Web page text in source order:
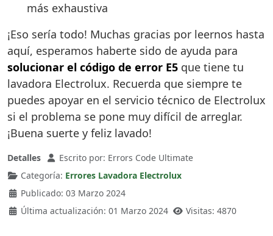
más exhaustiva
¡Eso sería todo! Muchas gracias por leernos hasta
aquí, esperamos haberte sido de ayuda para
solucionar el código de error E5 que tiene tu
lavadora Electrolux. Recuerda que siempre te
puedes apoyar en el servicio técnico de Electrolux
si el problema se pone muy difícil de arreglar.
¡Buena suerte y feliz lavado!
Detalles Escrito por: Errors Code Ultimate
Categoría: Errores Lavadora Electrolux
Publicado: 03 Marzo 2024
Última actualización: 01 Marzo 2024
Visitas: 4870